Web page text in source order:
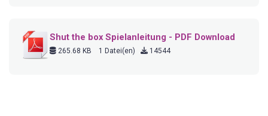
Shut the box Spielanleitung - PDF Download
265.68 KB 1 Datei(en) 14544